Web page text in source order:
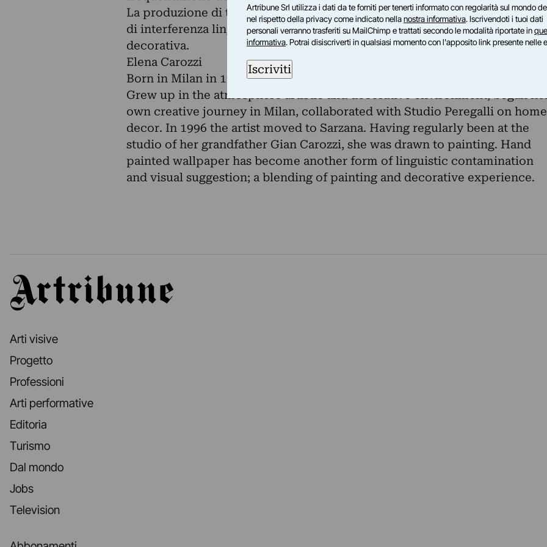
La produzione di tappezzerie dipinte a mano definsce un ulteriore campo
di interferenza linguistica e di suggestione visiva, tra esperienza pittorica e
decorativa.
Elena Carozzi
Born in Milan in 1967
Grew up in the atmosphere artistic and decorative environment, began
own creative journey in Milan, collaborated with Studio Peregalli on home
decor. In 1996 the artist moved to Sarzana. Having regularly been at the
studio of her grandfather Gian Carozzi, she was drawn to painting. Hand
painted wallpaper has become another form of linguistic contamination
and visual suggestion; a blending of painting and decorative experience.
Artribune
Arti visive
Progetto
Professioni
Arti performative
Editoria
Turismo
Dal mondo
Jobs
Television
Artribune Srl utilizza i dati da te forniti per tenerti informato con regolarità sul mondo
nel rispetto della privacy come indicato nellanostra informativa. Iscrivendoti i tuoi dati
personali verranno trasferiti su MailChimp e trattati secondo le modalità riportate in
informativa. Potrai disiscriverti in qualsiasi momento con l'apposito link presente nelle
Iscriviti